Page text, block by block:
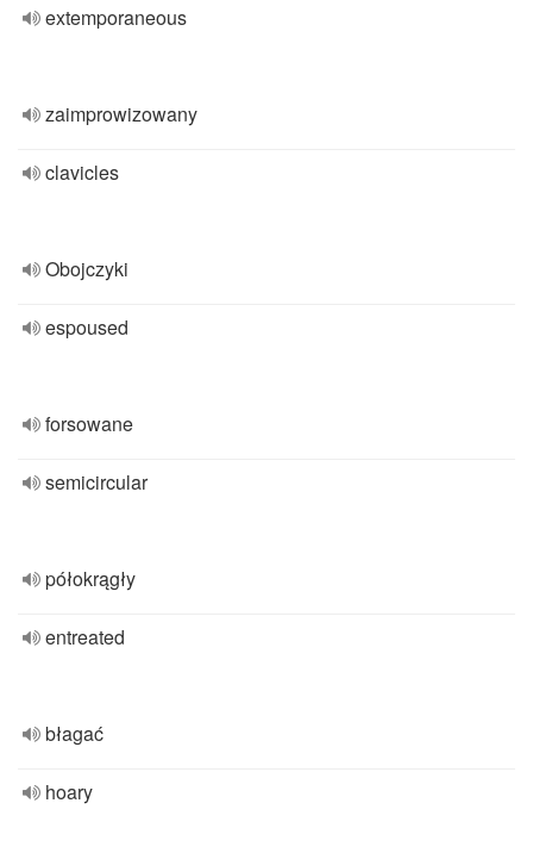
extemporaneous
zaimprowizowany
clavicles
Obojczyki
espoused
forsowane
semicircular
półokrągły
entreated
błagać
hoary